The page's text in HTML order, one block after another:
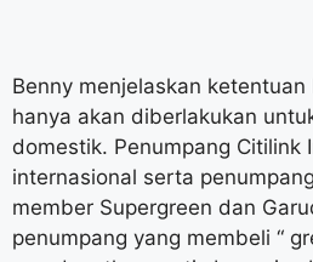
Benny menjelaskan
hanya akan diberlakukan
domestik. Penumpang Citilink
internasional serta
member Supergreen dan
penumpang yang membeli “